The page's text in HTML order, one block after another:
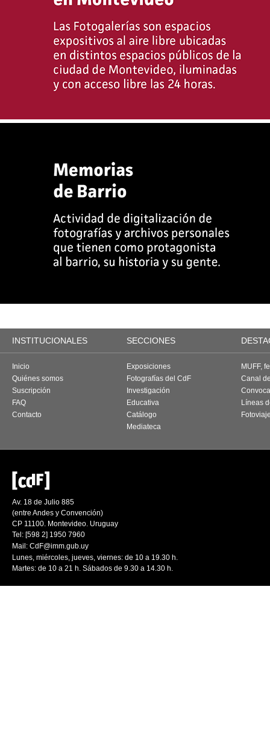
INSTITUCIONALES SECCIONES
Inicio
Quiénes somos
Suscripción
FAQ
Contacto
Exposiciones
Fotografías del CdF
Investigación
Educativa
Catálogo
Mediateca
MUFF,
Canal
Líneas
Av. 18 de Julio 885
(entre Andes y Convención)
CP 11100. Montevideo. Uruguay
Tel: [598 2] 1950 7960
Mail: CdF@imm.gub.uy
Lunes, miércoles, jueves, viernes: de 10 a 19.30 h.
Martes: de 10 a 21 h. Sábados de 9.30 a 14.30 h.